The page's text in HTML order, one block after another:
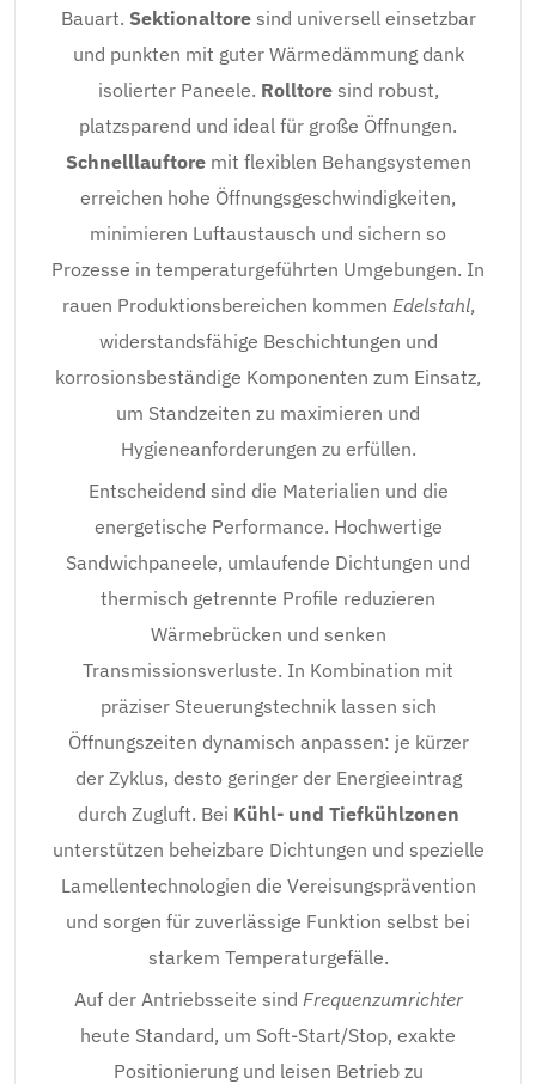
Bauart. Sektionaltoresind universell einsetzbar
und punkten mit guter Wärmedämmung dank
isolierter Paneele. Rolltoresind robust,
platzsparend und ideal für große Öffnungen.
Schnelllauftoremit flexiblen Behangsystemen
erreichen hohe Öffnungsgeschwindigkeiten,
minimieren Luftaustausch und sichern so
Prozesse in temperaturgeführten Umgebungen. In
rauen Produktionsbereichen kommen Edelstahl,
widerstandsfähige Beschichtungen und
korrosionsbeständige Komponenten zum Einsatz,
um Standzeiten zu maximieren und
Hygieneanforderungen zu erfüllen.
Entscheidend sind die Materialien und die
energetische Performance. Hochwertige
Sandwichpaneele, umlaufende Dichtungen und
thermisch getrennte Profile reduzieren
Wärmebrücken und senken
Transmissionsverluste. In Kombination mit
präziser Steuerungstechnik lassen sich
Öffnungszeiten dynamisch anpassen: je kürzer
der Zyklus, desto geringer der Energieeintrag
durch Zugluft. Bei Kühl- und Tiefkühlzonen
unterstützen beheizbare Dichtungen und spezielle
Lamellentechnologien die Vereisungsprävention
und sorgen für zuverlässige Funktion selbst bei
starkem Temperaturgefälle.
Auf der Antriebsseite sind Frequenzumrichter
heute Standard, um Soft-Start/Stop, exakte
Positionierung und leisen Betrieb zu